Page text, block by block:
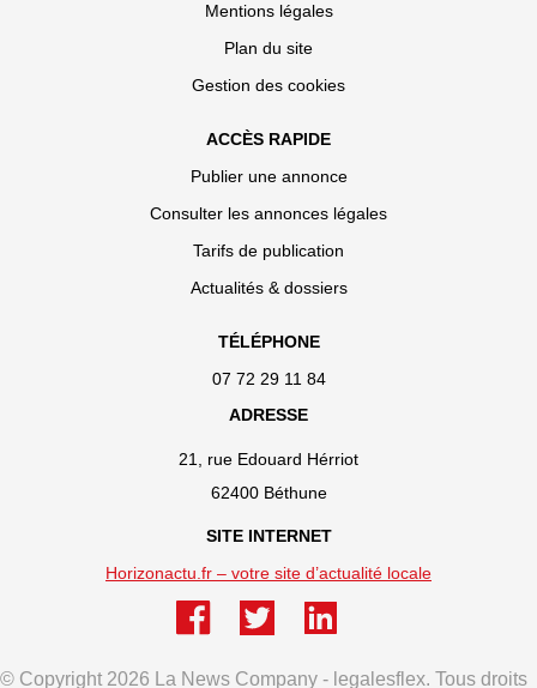
Mentions légales
Plan du site
Gestion des cookies
ACCÈS RAPIDE
Publier une annonce
Consulter les annonces légales
Tarifs de publication
Actualités & dossiers
TÉLÉPHONE
07 72 29 11 84
ADRESSE
21, rue Edouard Hérriot
62400 Béthune
SITE INTERNET
Horizonactu.fr – votre site d’actualité locale
© Copyright 2026 La News Company - legalesflex. Tous droits